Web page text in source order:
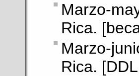
Marzo-
Rica.
Marzo-
Rica.